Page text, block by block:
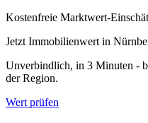
Kostenfreie Marktwert-
Jetzt Immobilienwert in
Unverbindlich, in 3 Minuten -
der Region.
Wert prüfen